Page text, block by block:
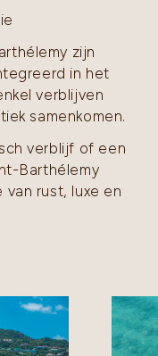
zijn
in het
verblijven
samenkomen.
verblijf of een
Barthélemy
rust, luxe en
| Senses